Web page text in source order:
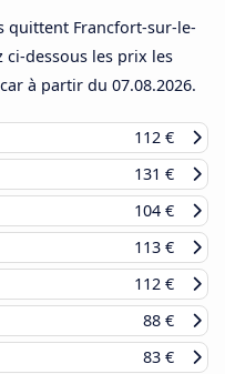
quittent Francfort-sur-le-
dessous les prix les
à partir du 07.08.2026.
112 €
131 €
104 €
113 €
112 €
88 €
83 €